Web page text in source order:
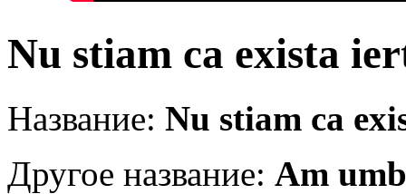
Nu stiam ca exista
Название: Nu stiam ca
Другое название: Am